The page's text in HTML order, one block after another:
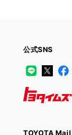
公式SNS
LINEX
TOYOTA